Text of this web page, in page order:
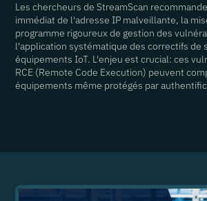
Les chercheurs de StreamScan
immédiat de l'adresse IP malveillante, la
programme rigoureux de gestion des
l'application systématique des correctifs de
équipements IoT. L'enjeu est crucial: ces
RCE (Remote Code Execution) peuvent
équipements même protégés par